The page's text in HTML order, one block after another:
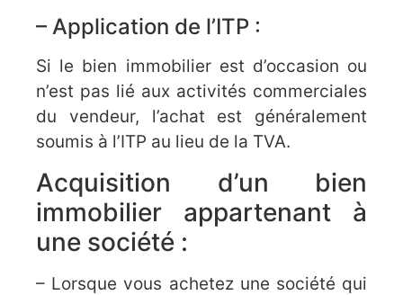
– Application de l’ITP :
Si le bien immobilier est d’occasion ou
n’est pas lié aux activités commerciales
du vendeur, l’achat est généralement
soumis à l’ITP au lieu de la TVA.
Acquisition d’un bien
immobilier appartenant à
une société :
– Lorsque vous achetez une société qui